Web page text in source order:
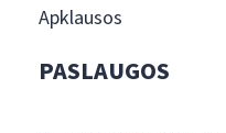
Apklausos
PASLAUGOS